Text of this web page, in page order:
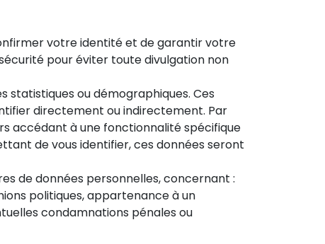
votre identité et de garantir votre
pour éviter toute divulgation non
statistiques ou démographiques. Ces
directement ou indirectement. Par
accédant à une fonctionnalité spécifique
de vous identifier, ces données seront
de données personnelles, concernant :
politiques, appartenance à un
condamnations pénales ou